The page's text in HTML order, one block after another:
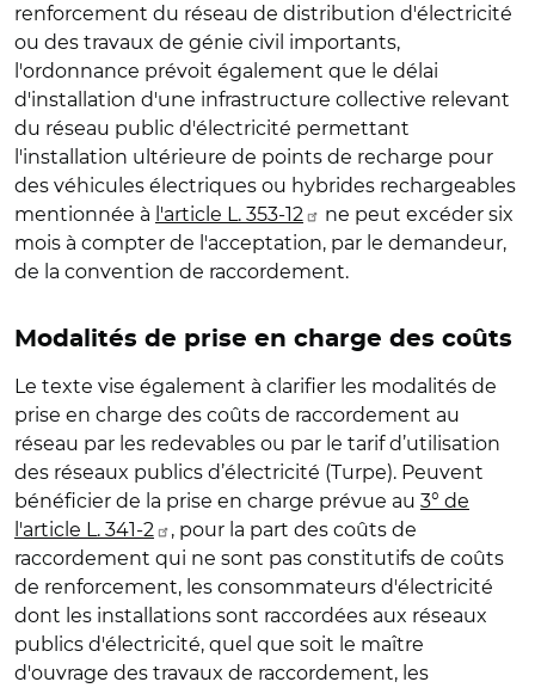
renforcement du réseau de distribution d'électricité
ou des travaux de génie civil importants,
l'ordonnance prévoit également que le délai
d'installation d'une infrastructure collective relevant
du réseau public d'électricité permettant
l'installation ultérieure de points de recharge pour
des véhicules électriques ou hybrides rechargeables
mentionnée à l'article L. 353-12
ne peut excéder six
mois à compter de l'acceptation, par le demandeur,
de la convention de raccordement.
Modalités de prise en charge des coûts
Le texte vise également à clarifier les modalités de
prise en charge des coûts de raccordement au
réseau par les redevables ou par le tarif d’utilisation
des réseaux publics d’électricité (Turpe). Peuvent
bénéficier de la prise en charge prévue au 3° de
l'article L. 341-2
, pour la part des coûts de
raccordement qui ne sont pas constitutifs de coûts
de renforcement, les consommateurs d'électricité
dont les installations sont raccordées aux réseaux
publics d'électricité, quel que soit le maître
d'ouvrage des travaux de raccordement, les